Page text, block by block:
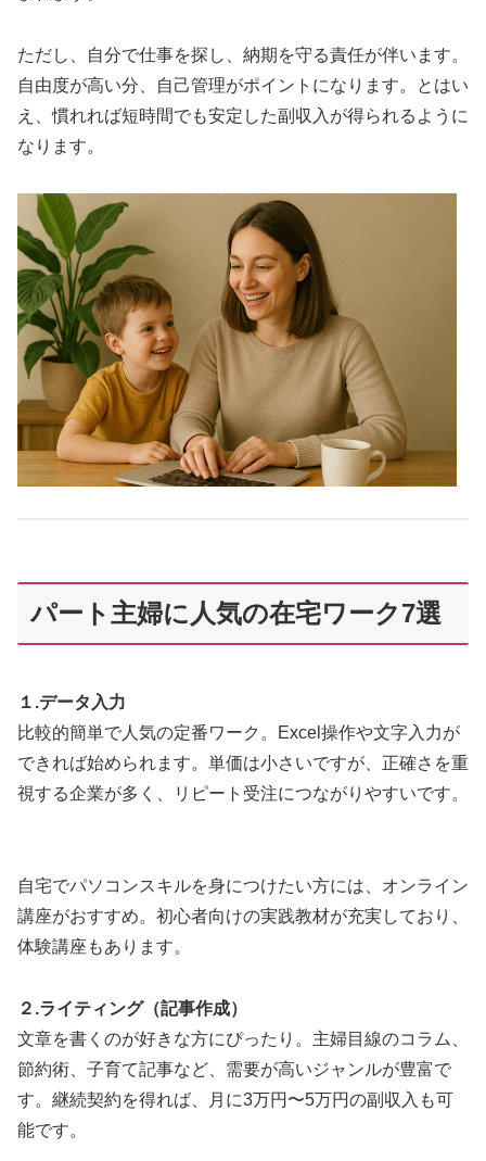
ただし、自分で仕事を探し、納期を守る責任が伴います。
自由度が高い分、自己管理がポイントになります。とはい
え、慣れれば短時間でも安定した副収入が得られるように
なります。
パート主婦に人気の在宅ワーク7選
１.データ入力
比較的簡単で人気の定番ワーク。Excel操作や文字入力が
できれば始められます。単価は小さいですが、正確さを重
視する企業が多く、リピート受注につながりやすいです。
自宅でパソコンスキルを身につけたい方には、オンライン
講座がおすすめ。初心者向けの実践教材が充実しており、
体験講座もあります。
２.ライティング（記事作成）
文章を書くのが好きな方にぴったり。主婦目線のコラム、
節約術、子育て記事など、需要が高いジャンルが豊富で
す。継続契約を得れば、月に3万円〜5万円の副収入も可
能です。